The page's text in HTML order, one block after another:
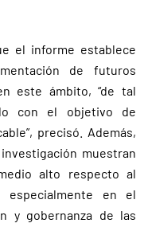
el informe establece
de futuros
este ámbito, “de tal
con el objetivo de
precisó. Además,
muestran
alto respecto al
especialmente en el
y gobernanza de las